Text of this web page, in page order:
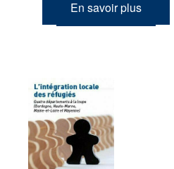
En savoir plus